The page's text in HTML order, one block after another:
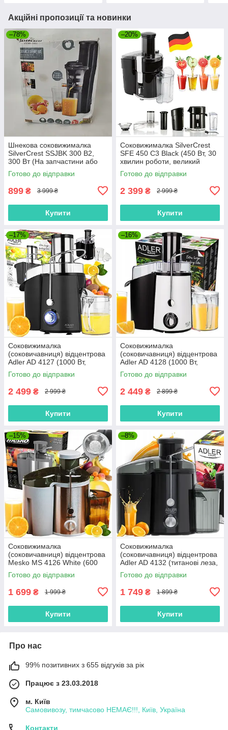
Акційні пропозиції та новинки
–78%
Шнекова соковижималка
SilverCrest SSJBK 300 B2,
300 Вт (На запчастини або
під ремонт) — Уцінка
Готово до відправки
899 ₴ 3 999 ₴
Купити
–20%
Соковижималка SilverCrest
SFE 450 C3 Black (450 Вт, 30
хвилин роботи, великий
завантажувальний отвір)
Готово до відправки
2 399 ₴ 2 999 ₴
Купити
–17%
Соковижималка
(соковичавниця) відцентрова
Adler AD 4127 (1000 Вт,
Польща)
Готово до відправки
2 499 ₴ 2 999 ₴
Купити
–16%
Соковижималка
(соковичавниця) відцентрова
Adler AD 4128 (1000 Вт,
Польща)
Готово до відправки
2 449 ₴ 2 899 ₴
Купити
–15%
Соковижималка
(соковичавниця) відцентрова
Mesko MS 4126 White (600
Вт, Польща)
Готово до відправки
1 699 ₴ 1 999 ₴
Купити
–8%
Соковижималка
(соковичавниця) відцентрова
Adler AD 4132 (титанові леза,
800 Вт, Польща)
Готово до відправки
1 749 ₴ 1 899 ₴
Купити
Про нас
99% позитивних з 655 відгуків за рік
Працює з 23.03.2018
м. Київ
Самовивозу, тимчасово НЕМАЄ!!!, Київ, Україна
Контакти